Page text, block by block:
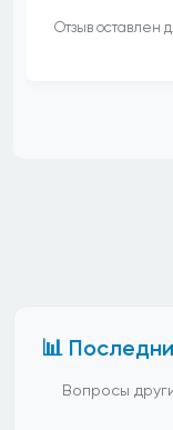
Отзыв оставлен
📊
Вопросы